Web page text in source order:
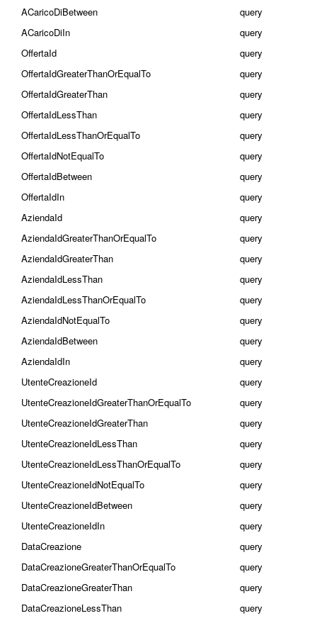
ACaricoDiBetween
query
ACaricoDiIn
query
OffertaId
query
OffertaIdGreaterThanOrEqualTo
query
OffertaIdGreaterThan
query
OffertaIdLessThan
query
OffertaIdLessThanOrEqualTo
query
OffertaIdNotEqualTo
query
OffertaIdBetween
query
OffertaIdIn
query
AziendaId
query
AziendaIdGreaterThanOrEqualTo
query
AziendaIdGreaterThan
query
AziendaIdLessThan
query
AziendaIdLessThanOrEqualTo
query
AziendaIdNotEqualTo
query
AziendaIdBetween
query
AziendaIdIn
query
UtenteCreazioneId
query
UtenteCreazioneIdGreaterThanOrEqualTo
query
UtenteCreazioneIdGreaterThan
query
UtenteCreazioneIdLessThan
query
UtenteCreazioneIdLessThanOrEqualTo
query
UtenteCreazioneIdNotEqualTo
query
UtenteCreazioneIdBetween
query
UtenteCreazioneIdIn
query
DataCreazione
query
DataCreazioneGreaterThanOrEqualTo
query
DataCreazioneGreaterThan
query
DataCreazioneLessThan
query